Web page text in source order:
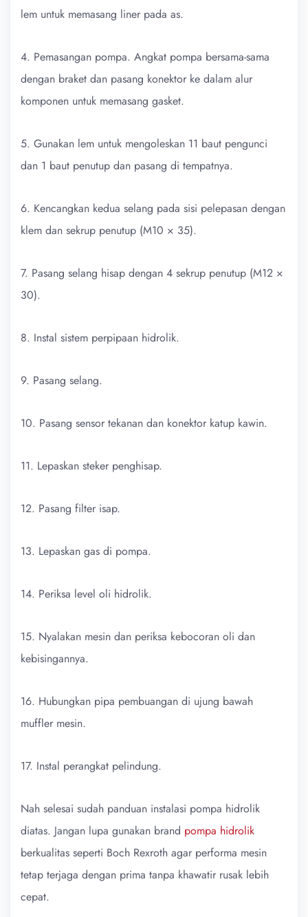
lem untuk memasang liner pada as.
4. Pemasangan pompa. Angkat pompa bersama-sama
dengan braket dan pasang konektor ke dalam alur
komponen untuk memasang gasket.
5. Gunakan lem untuk mengoleskan 11 baut pengunci
dan 1 baut penutup dan pasang di tempatnya.
6. Kencangkan kedua selang pada sisi pelepasan dengan
klem dan sekrup penutup (M10 × 35).
7. Pasang selang hisap dengan 4 sekrup penutup (M12 ×
30).
8. Instal sistem perpipaan hidrolik.
9. Pasang selang.
10. Pasang sensor tekanan dan konektor katup kawin.
11. Lepaskan steker penghisap.
12. Pasang filter isap.
13. Lepaskan gas di pompa.
14. Periksa level oli hidrolik.
15. Nyalakan mesin dan periksa kebocoran oli dan
kebisingannya.
16. Hubungkan pipa pembuangan di ujung bawah
muffler mesin.
17. Instal perangkat pelindung.
Nah selesai sudah panduan instalasi pompa hidrolik
diatas. Jangan lupa gunakan brand pompa hidrolik
berkualitas seperti Boch Rexroth agar performa mesin
tetap terjaga dengan prima tanpa khawatir rusak lebih
cepat.